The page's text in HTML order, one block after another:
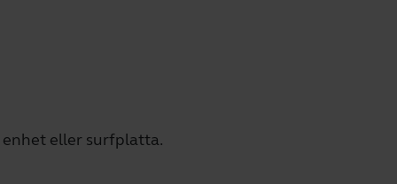
enhet eller surfplatta.